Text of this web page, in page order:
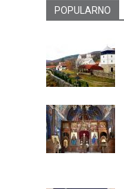
POPULARNO